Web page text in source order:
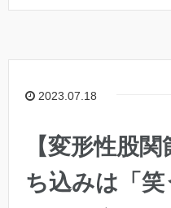
2023.07.18
【変形性股
ち込みは「笑